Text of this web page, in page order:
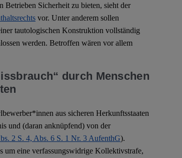
Betrieben Sicherheit zu bieten, sieht der
vor. Unter anderem sollen
tautologischen Konstruktion vollständig
werden. Betroffen wären vor allem
durch Menschen
aus sicheren Herkunftsstaaten
und (daran anknüpfend) von der
2 S. 4, Abs. 6 S. 1 Nr. 3 AufenthG).
um eine verfassungswidrige Kollektivstrafe,